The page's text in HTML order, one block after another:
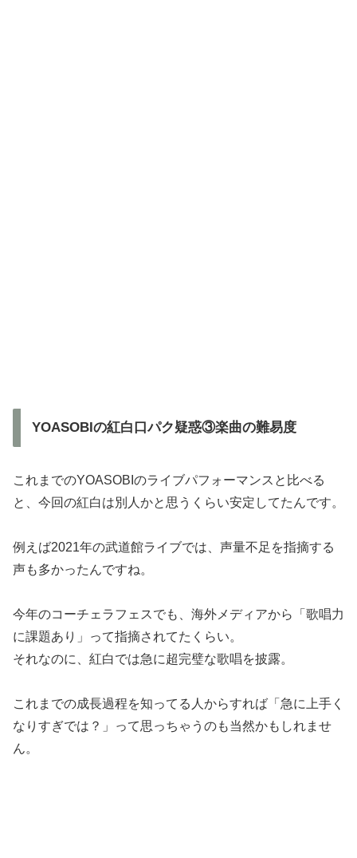
YOASOBIの紅白口パク疑惑③楽曲の難易度
これまでのYOASOBIのライブパフォーマンスと比べる
と、今回の紅白は別人かと思うくらい安定してたんです。
例えば2021年の武道館ライブでは、声量不足を指摘する
声も多かったんですね。
今年のコーチェラフェスでも、海外メディアから「歌唱力
に課題あり」って指摘されてたくらい。
それなのに、紅白では急に超完璧な歌唱を披露。
これまでの成長過程を知ってる人からすれば「急に上手く
なりすぎでは？」って思っちゃうのも当然かもしれませ
ん。